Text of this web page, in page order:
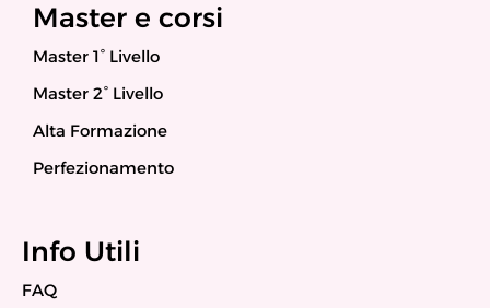
Master e corsi
Master 1° Livello
Master 2° Livello
Alta Formazione
Perfezionamento
Info Utili
FAQ